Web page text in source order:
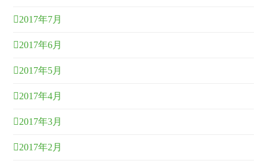
2017年7月
2017年6月
2017年5月
2017年4月
2017年3月
2017年2月